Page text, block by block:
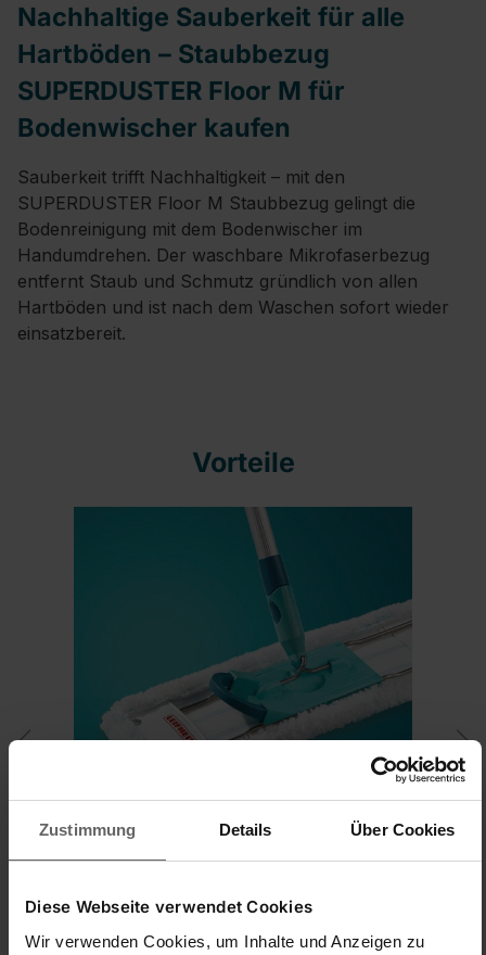
Zustimmung Details Über Cookies
Diese Webseite verwendet Cookies
Wir verwenden Cookies, um Inhalte und Anzeigen zu
Nachhaltige Sauberkeit für alle
Hartböden – Staubbezug
SUPERDUSTER Floor M für
Bodenwischer kaufen
Sauberkeit trifft Nachhaltigkeit – mit den
SUPERDUSTER Floor M Staubbezug gelingt die
Bodenreinigung mit dem Bodenwischer im
Handumdrehen. Der waschbare Mikrofaserbezug
entfernt Staub und Schmutz gründlich von allen
Hartböden und ist nach dem Waschen sofort wieder
einsatzbereit.
Vorteile
Der Mikrofaser-Staubbezug kann für alle
er hier Staub, Haare und Allergene auf. Leisten